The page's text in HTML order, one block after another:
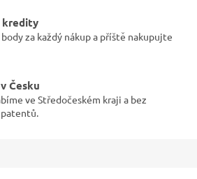
kredity
za každý nákup a příště nakupujte
Česku
ve Středočeském kraji a bez